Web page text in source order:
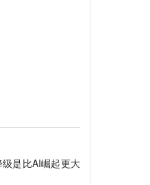
是比AI崛起更大